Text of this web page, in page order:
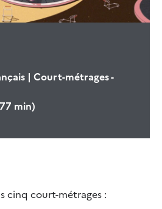
| Court-métrages -
min)
cinq court-métrages :